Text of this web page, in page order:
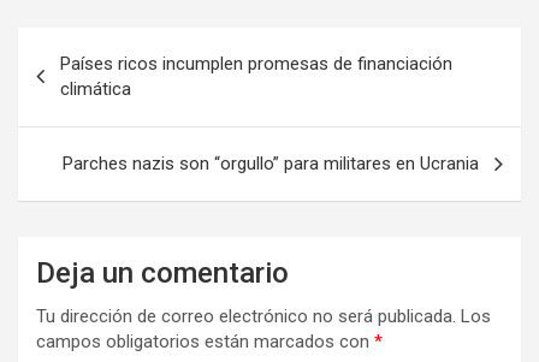
v
g
Países ricos incumplen promesas de financiación
climática
Parches nazis son “orgullo” para militares en Ucrania
Deja un comentario
Tu dirección de correo electrónico no será publicada. Los
campos obligatorios están marcados con *